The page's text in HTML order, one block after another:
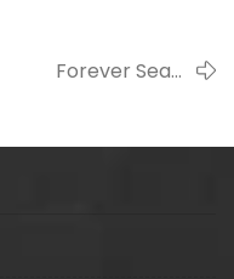
Forever Seals